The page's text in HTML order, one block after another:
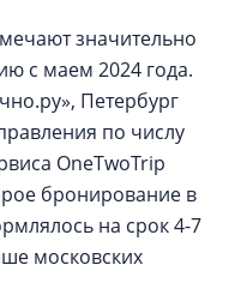
значительно
с маем 2024 года.
Петербург
по числу
OneTwoTrip
бронирование в
на срок 4-7
московских